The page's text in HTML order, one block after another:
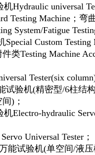
机Hydraulic universal
Testing Machine； 弯
System/Fatigue
Special Custom Testing
件类Testing Machine
Tester(six column)
试验机(精密型/6柱结构
)；
Electro-hydraulic
Universal Tester；
能试验机(单空间/液压